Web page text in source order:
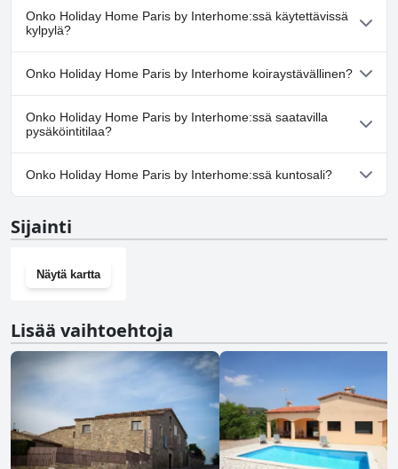
Kyllä, Holiday Home Paris by Interhome:ssä on uima-allas/altaita,
jotka kuuluvat yhteen tai useampaan seuraavista luokista:
Yksityinen uima-allas, Ulkouima-allas.
Onko Holiday Home Paris by Interhome:ssä käytettävissä
kylpylä?
Ei, Holiday Home Paris by Interhome ei tarjoa kylpylää.
Onko Holiday Home Paris by Interhome koiraystävällinen?
Ei, Holiday Home Paris by Interhome ei salli koiria.
Onko Holiday Home Paris by Interhome:ssä saatavilla
pysäköintitilaa?
Kyllä, Holiday Home Paris by Interhome tarjoaa
pysäköintimahdollisuuden.
Onko Holiday Home Paris by Interhome:ssä kuntosali?
Sijainti
Näytä kartta
Lisää vaihtoehtoja